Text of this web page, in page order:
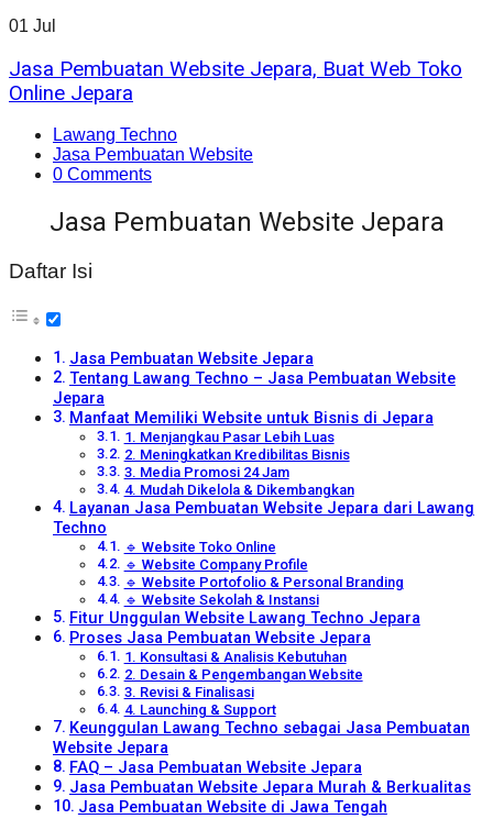
01 Jul
Jasa Pembuatan Website Jepara, Buat Web Toko
Online Jepara
Lawang Techno
Jasa Pembuatan Website
0 Comments
Jasa Pembuatan Website Jepara
Daftar Isi
Jasa Pembuatan Website Jepara
Tentang Lawang Techno – Jasa Pembuatan Website
Jepara
Manfaat Memiliki Website untuk Bisnis di Jepara
1. Menjangkau Pasar Lebih Luas
2. Meningkatkan Kredibilitas Bisnis
3. Media Promosi 24 Jam
4. Mudah Dikelola & Dikembangkan
Layanan Jasa Pembuatan Website Jepara dari Lawang
Techno
🔹 Website Toko Online
🔹 Website Company Profile
🔹 Website Portofolio & Personal Branding
🔹 Website Sekolah & Instansi
Fitur Unggulan Website Lawang Techno Jepara
Proses Jasa Pembuatan Website Jepara
1. Konsultasi & Analisis Kebutuhan
2. Desain & Pengembangan Website
3. Revisi & Finalisasi
4. Launching & Support
Keunggulan Lawang Techno sebagai Jasa Pembuatan
Website Jepara
FAQ – Jasa Pembuatan Website Jepara
Jasa Pembuatan Website Jepara Murah & Berkualitas
Jasa Pembuatan Website di Jawa Tengah